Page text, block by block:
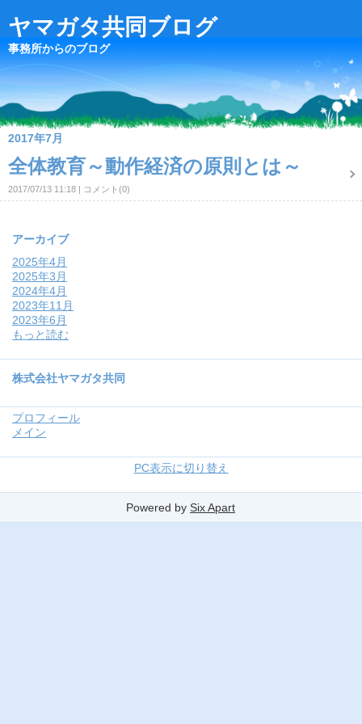
ヤマガタ共同ブログ
事務所からのブログ
2017年7月
全体教育～動作経済の原則とは～
2017/07/13 11:18 コメント(0)
アーカイブ
2025年4月
2025年3月
2024年4月
2023年11月
2023年6月
もっと読む
株式会社ヤマガタ共同
プロフィール
メイン
PC表示に切り替え
Powered by Six Apart